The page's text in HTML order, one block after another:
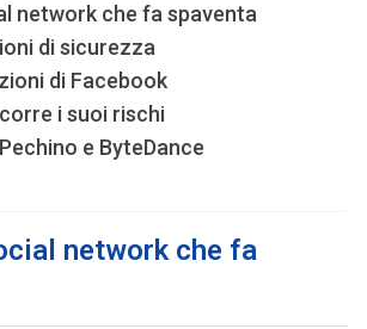
network che fa spaventa
di sicurezza
di Facebook
i suoi rischi
e ByteDance
network che fa